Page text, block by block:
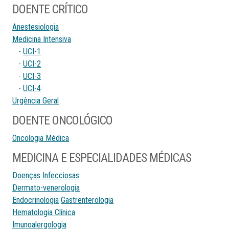
DOENTE CRÍTICO
Anestesiologia
Medicina Intensiva
-UCI-1
-UCI-2
-UCI-3
-UCI-4
Urgência Geral
DOENTE ONCOLÓGICO
Oncologia Médica
MEDICINA E ESPECIALIDADES MÉDICAS
Doenças Infecciosas
Dermato-venerologia
Endocrinologia Gastrenterologia
Hematologia Clínica
Imunoalergologia